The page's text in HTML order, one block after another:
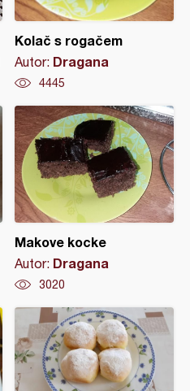
Kolač s rogačem
Autor: Dragana
4445
Makove kocke
Autor: Dragana
3020